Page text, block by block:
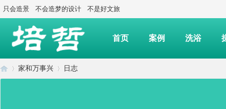
只会造景 不会造梦的设计 不是好文旅
首页 案例 洗浴
家和万事兴 日志